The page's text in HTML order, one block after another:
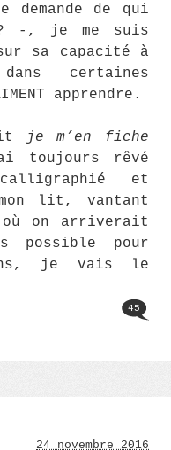
demande de qui
-, je me suis
sa capacité à
certaines
apprendre.
je m’en fiche
toujours rêvé
et
mon lit, vantant
où on arriverait
possible pour
je vais le
45
24 novembre 2016